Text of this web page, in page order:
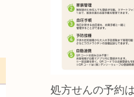
処方せんの予約